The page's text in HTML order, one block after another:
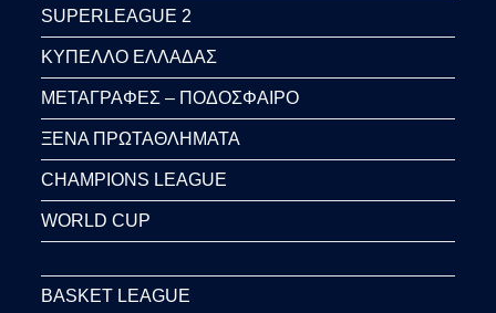
SUPERLEAGUE 2
ΚΥΠΕΛΛΟ ΕΛΛΑΔΑΣ
ΜΕΤΑΓΡΑΦΕΣ – ΠΟΔΟΣΦΑΙΡΟ
ΞΕΝΑ ΠΡΩΤΑΘΛΗΜΑΤΑ
CHAMPIONS LEAGUE
WORLD CUP
BASKET LEAGUE